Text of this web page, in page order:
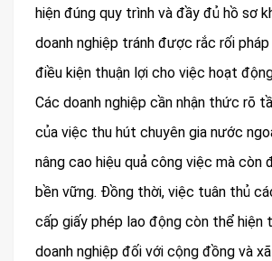
hiện đúng quy trình và đầy đủ hồ sơ
doanh nghiệp tránh được rắc rối
điều kiện thuận lợi cho việc hoạt
Các doanh nghiệp cần nhận thức rõ
của việc thu hút chuyên gia nước
nâng cao hiệu quả công việc mà còn
bền vững. Đồng thời, việc tuân thủ
cấp giấy phép lao động còn thể hiện
doanh nghiệp đối với cộng đồng và